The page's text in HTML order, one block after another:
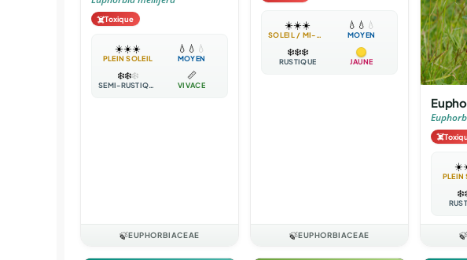
☠️Toxique
☀️☀️☀️
PLEIN SOLEIL
💧 💧 💧
MOYEN
❄️❄️❄️
SEMI-RUSTIQUE
📏
VIVACE
🍃EUPHORBIACEAE
☀️☀️☀️
SOLEIL / MI-OMBRE
💧 💧 💧
MOYEN
❄️❄️❄️
RUSTIQUE JAUNE
🍃EUPHORBIACEAE
☠️
☀️
PLEIN
❄️